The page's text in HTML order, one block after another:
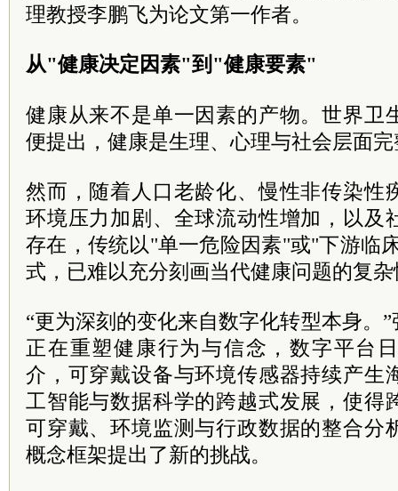
理教授李鹏飞为论文第一作者。
从"健康决定因素"到"健康要素"
健康从来不是单一因素的产物。世界卫
便提出，健康是生理、心理与社会层面
然而，随着人口老龄化、慢性非传染性
环境压力加剧、全球流动性增加，以及
存在，传统以"单一危险因素"或"下游临
式，已难以充分刻画当代健康问题的复
“更为深刻的变化来自数字化转型本身。
正在重塑健康行为与信念，数字平台
介，可穿戴设备与环境传感器持续产生
工智能与数据科学的跨越式发展，使得
可穿戴、环境监测与行政数据的整合分
概念框架提出了新的挑战。